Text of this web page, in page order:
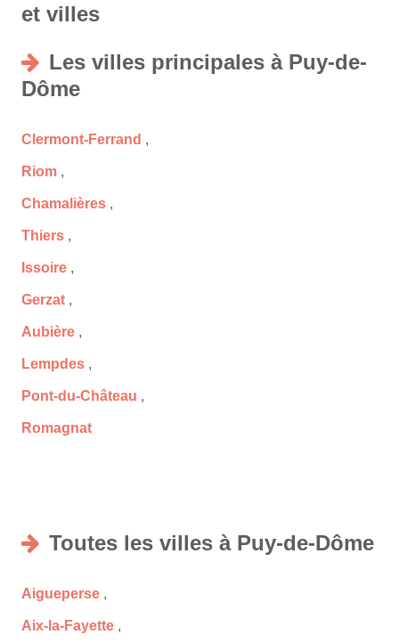
et villes
Les villes principales à Puy-de-
Dôme
Clermont-Ferrand ,
Riom ,
Chamalières ,
Thiers ,
Issoire ,
Gerzat ,
Aubière ,
Lempdes ,
Pont-du-Château ,
Romagnat
Toutes les villes à Puy-de-Dôme
Aigueperse ,
Aix-la-Fayette ,